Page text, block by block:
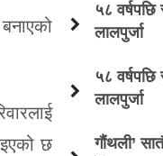
छ
५८ वर्षपछि
लालपुर्जा
५८ वर्षपछि
लालपुर्जा
गौंथली’